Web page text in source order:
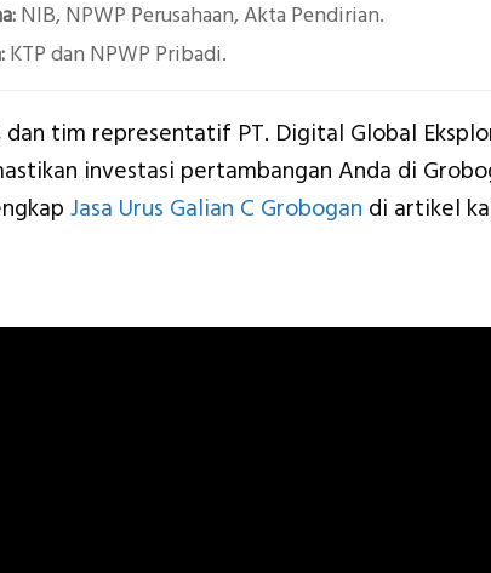
NIB, NPWP Perusahaan, Akta Pendirian.
KTP dan NPWP Pribadi.
tim representatif PT. Digital Global
investasi pertambangan Anda di
Jasa Urus Galian C Grobogan di artikel